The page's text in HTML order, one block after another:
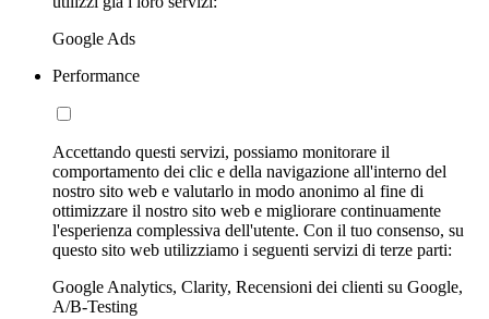
Google Ads
Performance
Accettando questi servizi, possiamo monitorare il
comportamento dei clic e della navigazione all'interno del
nostro sito web e valutarlo in modo anonimo al fine di
ottimizzare il nostro sito web e migliorare continuamente
l'esperienza complessiva dell'utente. Con il tuo consenso, su
questo sito web utilizziamo i seguenti servizi di terze parti:
Google Analytics, Clarity, Recensioni dei clienti su Google,
A/B-Testing